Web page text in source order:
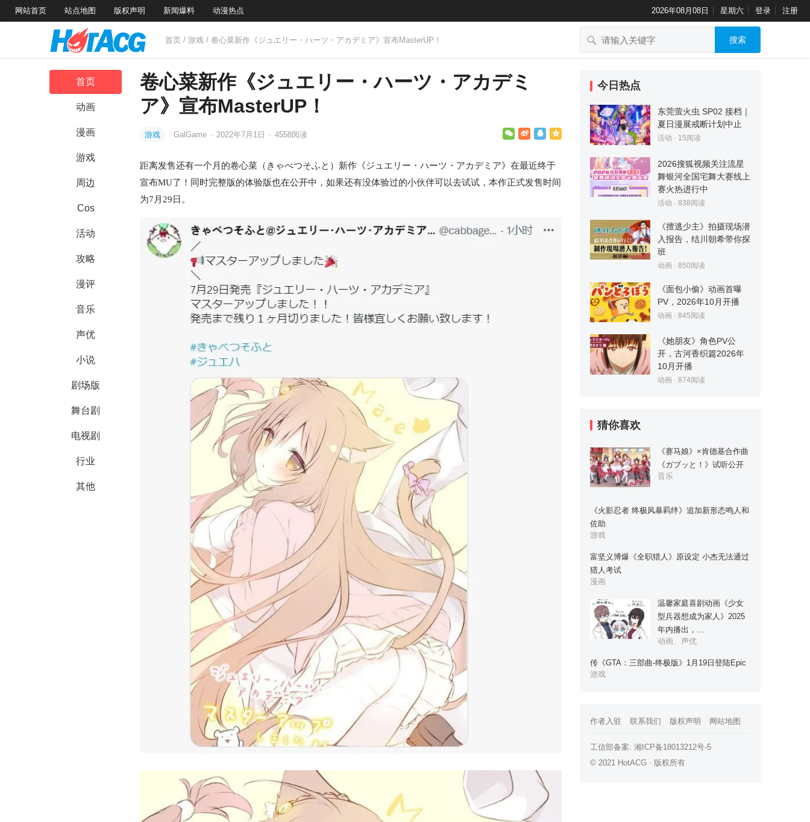
网站首页 站点地图 版权声明 新闻爆料 动漫热点 2026年08月08日 星期六 登录 注册
首页 / 游戏 / 卷心菜新作《ジュエリー・ハーツ・アカデミア》宣布MasterUP！ 搜索
首页
动画
漫画
游戏
周边
Cos
活动
攻略
漫评
音乐
声优
小说
剧场版
舞台剧
电视剧
行业
其他
卷心菜新作《ジュエリー・ハーツ・アカデミ
ア》宣布MasterUP！
游戏 GalGame · 2022年7月1日 · 4558阅读
距离发售还有一个月的卷心菜（きゃべつそふと）新作《ジュエリー・ハーツ・アカデミア》在最近终于
宣布MU了！同时完整版的体验版也在公开中，如果还有没体验过的小伙伴可以去试试，本作正式发售时间
为7月29日。
今日热点
东莞萤火虫 SP02 接档｜
夏日漫展戒断计划中止
活动 · 15阅读
2026搜狐视频关注流星
舞银河全国宅舞大赛线上
赛火热进行中
活动 · 838阅读
《擅逃少主》拍摄现场潜
入报告，结川朝希带你探
班
动画 · 850阅读
《面包小偷》动画首曝
PV，2026年10月开播
动画 · 845阅读
《她朋友》角色PV公
开，古河香织篇2026年
10月开播
动画 · 874阅读
猜你喜欢
《赛马娘》×肯德基合作曲
《ガブッと！》试听公开
音乐
《火影忍者 终极风暴羁绊》追加新形态鸣人和
佐助
游戏
富坚义博爆《全职猎人》原设定 小杰无法通过
猎人考试
漫画
温馨家庭喜剧动画《少女
型兵器想成为家人》2025
年内播出，…
动画、声优
传《GTA：三部曲-终极版》1月19日登陆Epic
游戏
作者入驻 联系我们 版权声明 网站地图
工信部备案: 湘ICP备18013212号-5
© 2021 HotACG · 版权所有